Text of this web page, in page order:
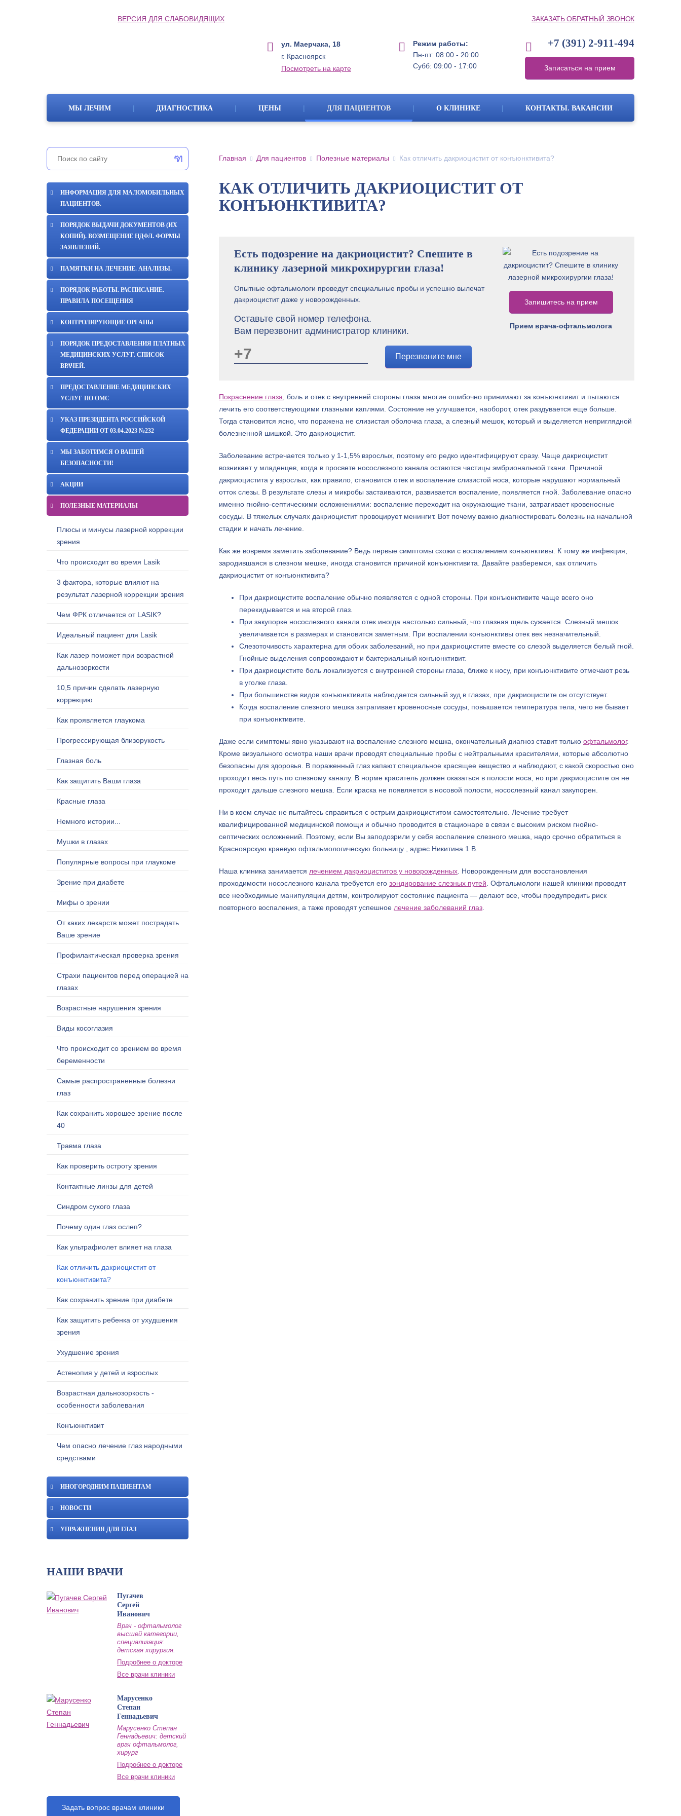
ВЕРСИЯ ДЛЯ СЛАБОВИДЯЩИХ ЗАКАЗАТЬ ОБРАТНЫЙ ЗВОНОК
+7 (391) 2-911-494
Записаться на прием
Режим работы:
Пн-пт: 08:00 - 20:00
Субб: 09:00 - 17:00
ул. Маерчака, 18
г. Красноярск
Посмотреть на карте
МЫ ЛЕЧИМ | ДИАГНОСТИКА | ЦЕНЫ | ДЛЯ ПАЦИЕНТОВ | О КЛИНИКЕ | КОНТАКТЫ. ВАКАНСИИ
ИНФОРМАЦИЯ ДЛЯ МАЛОМОБИЛЬНЫХ
ПАЦИЕНТОВ.
ПОРЯДОК ВЫДАЧИ ДОКУМЕНТОВ (ИХ
КОПИЙ). ВОЗМЕЩЕНИЕ НДФЛ. ФОРМЫ
ЗАЯВЛЕНИЙ.
ПАМЯТКИ НА ЛЕЧЕНИЕ. АНАЛИЗЫ.
ПОРЯДОК РАБОТЫ. РАСПИСАНИЕ.
ПРАВИЛА ПОСЕЩЕНИЯ
КОНТРОЛИРУЮЩИЕ ОРГАНЫ
ПОРЯДОК ПРЕДОСТАВЛЕНИЯ ПЛАТНЫХ
МЕДИЦИНСКИХ УСЛУГ. СПИСОК
ВРАЧЕЙ.
ПРЕДОСТАВЛЕНИЕ МЕДИЦИНСКИХ
УСЛУГ ПО ОМС
УКАЗ ПРЕЗИДЕНТА РОССИЙСКОЙ
ФЕДЕРАЦИИ ОТ 03.04.2023 №232
МЫ ЗАБОТИМСЯ О ВАШЕЙ
БЕЗОПАСНОСТИ!
АКЦИИ
ПОЛЕЗНЫЕ МАТЕРИАЛЫ
Плюсы и минусы лазерной коррекции
зрения
Что происходит во время Lasik
3 фактора, которые влияют на
результат лазерной коррекции зрения
Чем ФРК отличается от LASIK?
Идеальный пациент для Lasik
Как лазер поможет при возрастной
дальнозоркости
10,5 причин сделать лазерную
коррекцию
Как проявляется глаукома
Прогрессирующая близорукость
Глазная боль
Как защитить Ваши глаза
Красные глаза
Немного истории...
Мушки в глазах
Популярные вопросы при глаукоме
Зрение при диабете
Мифы о зрении
От каких лекарств может пострадать
Ваше зрение
Профилактическая проверка зрения
Страхи пациентов перед операцией на
глазах
Возрастные нарушения зрения
Виды косоглазия
Что происходит со зрением во время
беременности
Самые распространенные болезни
глаз
Как сохранить хорошее зрение после
40
Травма глаза
Как проверить остроту зрения
Контактные линзы для детей
Синдром сухого глаза
Почему один глаз ослеп?
Как ультрафиолет влияет на глаза
Как отличить дакриоцистит от
конъюнктивита?
Как сохранить зрение при диабете
Как защитить ребенка от ухудшения
зрения
Ухудшение зрения
Астенопия у детей и взрослых
Возрастная дальнозоркость -
особенности заболевания
Конъюнктивит
Чем опасно лечение глаз народными
средствами
ИНОГОРОДНИМ ПАЦИЕНТАМ
НОВОСТИ
УПРАЖНЕНИЯ ДЛЯ ГЛАЗ
НАШИ ВРАЧИ
Пугачев
Сергей
Иванович
Врач - офтальмолог
высшей категории,
специализация:
детская хирургия.
Подробнее о докторе
Все врачи клиники
Марусенко
Степан
Геннадьевич
Марусенко Степан
Геннадьевич: детский
врач офтальмолог,
хирург
Подробнее о докторе
Все врачи клиники
Задать вопрос врачам клиники
Главная Для пациентов Полезные материалы Как отличить дакриоцистит от конъюнктивита?
КАК ОТЛИЧИТЬ ДАКРИОЦИСТИТ ОТ
КОНЪЮНКТИВИТА?
Есть подозрение на дакриоцистит? Спешите в
клинику лазерной микрохирургии глаза!
Опытные офтальмологи проведут специальные пробы и успешно вылечат
дакриоцистит даже у новорожденных.
Оставьте свой номер телефона.
Вам перезвонит администратор клиники.
Перезвоните мне
Запишитесь на прием
Прием врача-офтальмолога
Покраснение глаза , боль и отек с внутренней стороны глаза многие ошибочно принимают за конъюнктивит и пытаются
лечить его соответствующими глазными каплями. Состояние не улучшается, наоборот, отек раздувается еще больше.
Тогда становится ясно, что поражена не слизистая оболочка глаза, а слезный мешок, который и выделяется неприглядной
болезненной шишкой. Это дакриоцистит.
Заболевание встречается только у 1-1,5% взрослых, поэтому его редко идентифицируют сразу. Чаще дакриоцистит
возникает у младенцев, когда в просвете носослезного канала остаются частицы эмбриональной ткани. Причиной
дакриоцистита у взрослых, как правило, становится отек и воспаление слизистой носа, которые нарушают нормальный
отток слезы. В результате слезы и микробы застаиваются, развивается воспаление, появляется гной. Заболевание опасно
именно гнойно-септическими осложнениями: воспаление переходит на окружающие ткани, затрагивает кровеносные
сосуды. В тяжелых случаях дакриоцистит провоцирует менингит. Вот почему важно диагностировать болезнь на начальной
стадии и начать лечение.
Как же вовремя заметить заболевание? Ведь первые симптомы схожи с воспалением конъюнктивы. К тому же инфекция,
зародившаяся в слезном мешке, иногда становится причиной конъюнктивита. Давайте разберемся, как отличить
дакриоцистит от конъюнктивита?
При дакриоцистите воспаление обычно появляется с одной стороны. При конъюнктивите чаще всего оно
перекидывается и на второй глаз.
При закупорке носослезного канала отек иногда настолько сильный, что глазная щель сужается. Слезный мешок
увеличивается в размерах и становится заметным. При воспалении конъюнктивы отек век незначительный.
Слезоточивость характерна для обоих заболеваний, но при дакриоцистите вместе со слезой выделяется белый гной.
Гнойные выделения сопровождают и бактериальный конъюнктивит.
При дакриоцистите боль локализуется с внутренней стороны глаза, ближе к носу, при конъюнктивите отмечают резь
в уголке глаза.
При большинстве видов конъюнктивита наблюдается сильный зуд в глазах, при дакриоцистите он отсутствует.
Когда воспаление слезного мешка затрагивает кровеносные сосуды, повышается температура тела, чего не бывает
при конъюнктивите.
Даже если симптомы явно указывают на воспаление слезного мешка, окончательный диагноз ставит только офтальмолог.
Кроме визуального осмотра наши врачи проводят специальные пробы с нейтральными красителями, которые абсолютно
безопасны для здоровья. В пораженный глаз капают специальное красящее вещество и наблюдают, с какой скоростью оно
проходит весь путь по слезному каналу. В норме краситель должен оказаться в полости носа, но при дакриоцистите он не
проходит дальше слезного мешка. Если краска не появляется в носовой полости, носослезный канал закупорен.
Ни в коем случае не пытайтесь справиться с острым дакриоциститом самостоятельно. Лечение требует
квалифицированной медицинской помощи и обычно проводится в стационаре в связи с высоким риском гнойно-
септических осложнений. Поэтому, если Вы заподозрили у себя воспаление слезного мешка, надо срочно обратиться в
Красноярскую краевую офтальмологическую больницу , адрес Никитина 1 В.
Наша клиника занимается лечением дакриоциститов у новорожденных . Новорожденным для восстановления
проходимости носослезного канала требуется его зондирование слезных путей . Офтальмологи нашей клиники проводят
все необходимые манипуляции детям, контролируют состояние пациента — делают все, чтобы предупредить риск
повторного воспаления, а таже проводят успешное лечение заболеваний глаз